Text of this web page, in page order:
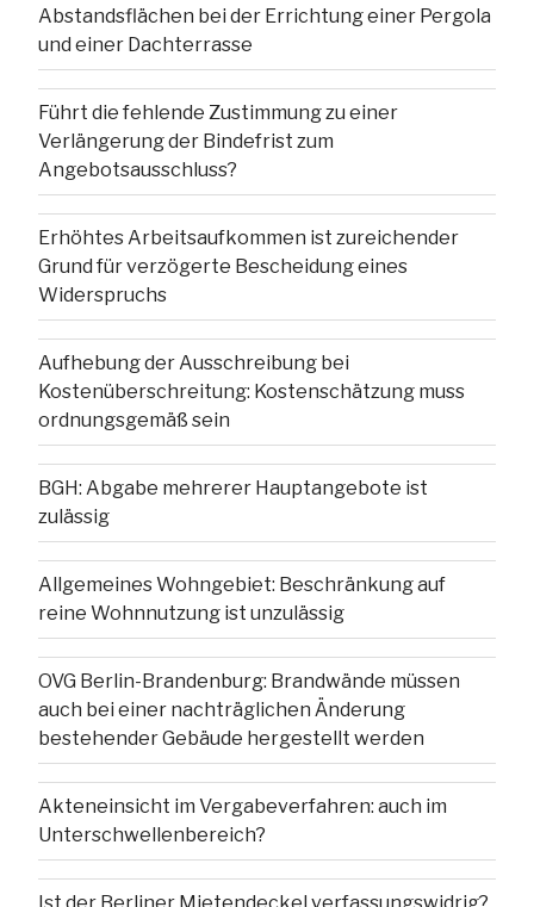
Abstandsflächen bei der Errichtung einer Pergola
und einer Dachterrasse
Führt die fehlende Zustimmung zu einer
Verlängerung der Bindefrist zum
Angebotsausschluss?
Erhöhtes Arbeitsaufkommen ist zureichender
Grund für verzögerte Bescheidung eines
Widerspruchs
Aufhebung der Ausschreibung bei
Kostenüberschreitung: Kostenschätzung muss
ordnungsgemäß sein
BGH: Abgabe mehrerer Hauptangebote ist
zulässig
Allgemeines Wohngebiet: Beschränkung auf
reine Wohnnutzung ist unzulässig
OVG Berlin-Brandenburg: Brandwände müssen
auch bei einer nachträglichen Änderung
bestehender Gebäude hergestellt werden
Akteneinsicht im Vergabeverfahren: auch im
Unterschwellenbereich?